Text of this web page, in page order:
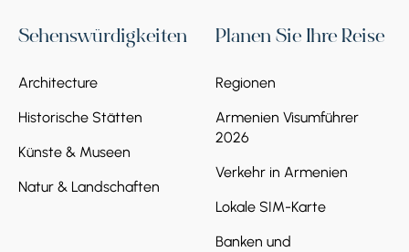
Sehenswürdigkeiten
Architecture
Historische Stätten
Künste & Museen
Natur & Landschaften
Planen Sie Ihre Reise
Regionen
Armenien Visumführer
2026
Verkehr in Armenien
Lokale SIM-Karte
Banken und